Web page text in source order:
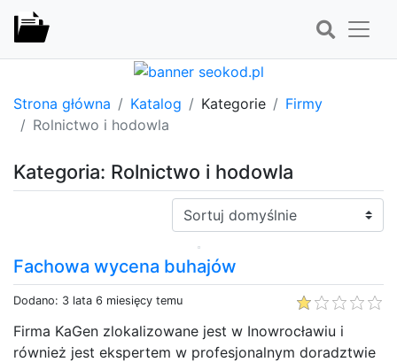
Strona główna Katalog Kategorie
Firmy
Rolnictwo i hodowla
Kategoria: Rolnictwo i hodowla
Sortuj:
Fachowa wycena buhajów
Dodano: 3 lata 6 miesięcy temu
Firma KaGen zlokalizowane jest w Inowrocławiu i
również jest ekspertem w profesjonalnym doradztwie